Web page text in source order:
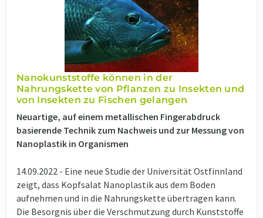
Nanokunststoffe können in der
Nahrungskette von Pflanzen zu Insekten und
von Insekten zu Fischen gelangen
Neuartige, auf einem metallischen Fingerabdruck
basierende Technik zum Nachweis und zur Messung von
Nanoplastik in Organismen
14.09.2022 - Eine neue Studie der Universität Ostfinnland
zeigt, dass Kopfsalat Nanoplastik aus dem Boden
aufnehmen und in die Nahrungskette übertragen kann.
Die Besorgnis über die Verschmutzung durch Kunststoffe